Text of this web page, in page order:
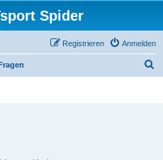
Spider
Anmelden
Registrieren